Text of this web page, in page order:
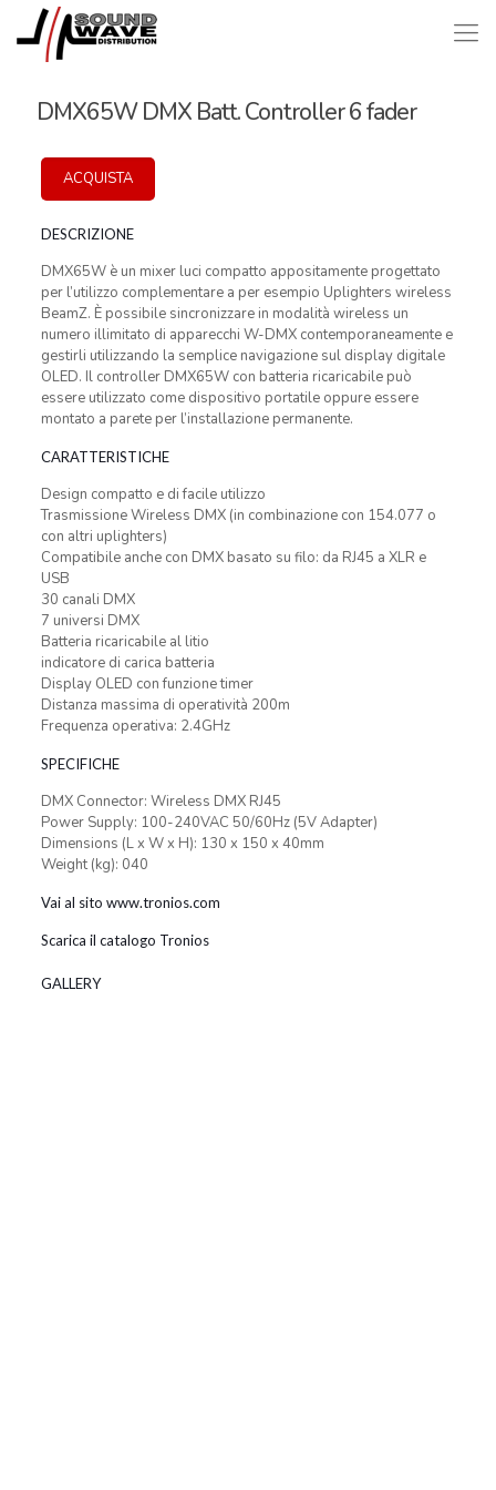
DMX65W DMX Batt. Controller 6 fader
ACQUISTA
DESCRIZIONE
DMX65W è un mixer luci compatto appositamente progettato
per l’utilizzo complementare a per esempio Uplighters wireless
BeamZ. È possibile sincronizzare in modalità wireless un
numero illimitato di apparecchi W-DMX contemporaneamente e
gestirli utilizzando la semplice navigazione sul display digitale
OLED. Il controller DMX65W con batteria ricaricabile può
essere utilizzato come dispositivo portatile oppure essere
montato a parete per l’installazione permanente.
CARATTERISTICHE
Design compatto e di facile utilizzo
Trasmissione Wireless DMX (in combinazione con 154.077 o
con altri uplighters)
Compatibile anche con DMX basato su filo: da RJ45 a XLR e
USB
30 canali DMX
7 universi DMX
Batteria ricaricabile al litio
indicatore di carica batteria
Display OLED con funzione timer
Distanza massima di operatività 200m
Frequenza operativa: 2.4GHz
SPECIFICHE
DMX Connector: Wireless DMX RJ45
Power Supply: 100-240VAC 50/60Hz (5V Adapter)
Dimensions (L x W x H): 130 x 150 x 40mm
Weight (kg): 040
Vai al sito www.tronios.com
Scarica il catalogo Tronios
GALLERY